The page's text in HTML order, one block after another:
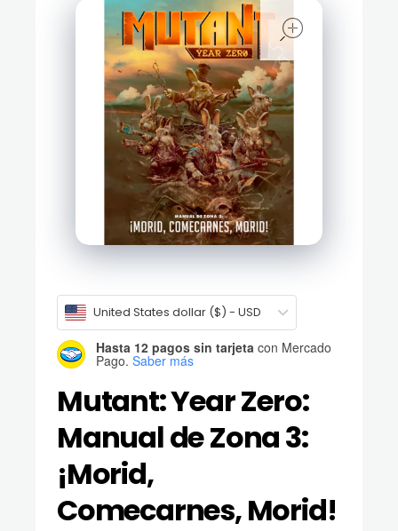
Mutant: Year Zero:
Manual de Zona 3:
¡Morid,
Comecarnes, Morid!
United States dollar ($) - USD
Hasta 12 pagos sin tarjeta con Mercado
Pago. Saber más